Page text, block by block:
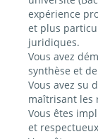
expérience
et plus
juridiques.
Vous avez
synthèse et
Vous avez su
maîtrisant les
Vous êtes
et